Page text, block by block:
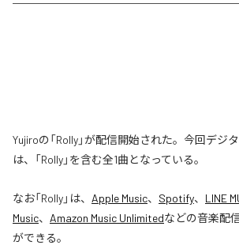
Yujiroの「Rolly」が配信開始された。今回デジ
は、「Rolly」を含む全1曲となっている。
なお「Rolly」は、 Apple Music、 Spotify、 LINE
Music、 Amazon Music Unlimitedなどの音楽配
ができる。